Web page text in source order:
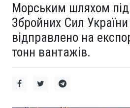
Морським шляхом
Збройних Сил
відправлено на
тонн вантажів.